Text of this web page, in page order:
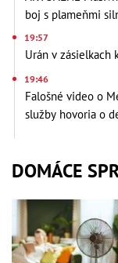
19:57
Urán v zásielkach
19:46
Falošné video o
služby hovoria o
DOMÁCE